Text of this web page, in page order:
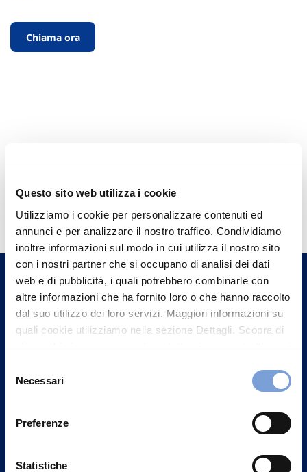
Questo sito web utilizza i cookie
Utilizziamo i cookie per personalizzare contenuti ed
annunci e per analizzare il nostro traffico. Condividiamo
inoltre informazioni sul modo in cui utilizza il nostro sito
con i nostri partner che si occupano di analisi dei dati
web e di pubblicità, i quali potrebbero combinarle con
altre informazioni che ha fornito loro o che hanno raccolto
dal suo utilizzo dei loro servizi. Maggiori informazioni su
quali cookie utilizziamo nella sezione Dettagli. Scopra di
più su chi siamo, come può contattarci e come trattiamo i
può trovare nel footer del sito nella sezione "Informativa
delNecessari
Preferenze
Statistiche
Chiama ora
Hai bisogno di
informazioni?
Trova l'Agenzia più vicina a te e parla con
un nostro Agente.
Contattaci